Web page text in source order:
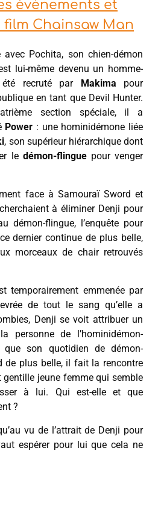
évènements et
Chainsaw Man
Pochita, son chien-démon
lui-même devenu un homme-
recruté par Makima pour
en tant que Devil Hunter.
section spéciale, il a
Power : une hominidémone liée
, son supérieur hiérarchique dont
le démon-flinguepour venger
face à Samouraï Sword et
à éliminer Denji pour
démon-flingue, l’enquête pour
dernier continue de plus belle,
morceaux de chair retrouvés
temporairement emmenée par
de tout le sang qu’elle a
Denji se voit attribuer un
personne de l’hominidémon-
son quotidien de démon-
de plus belle, il fait la rencontre
jeune femme qui semble
à lui. Qui est-elle et que
?
vu de l’attrait de Denji pour
espérer pour lui que cela ne